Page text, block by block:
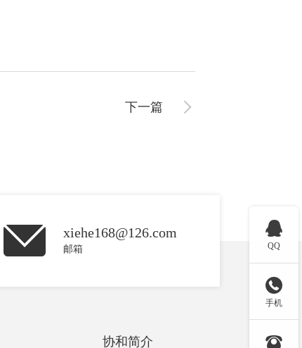
下一篇
xiehe168@126.com
邮箱
协和简介

QQ

手机
